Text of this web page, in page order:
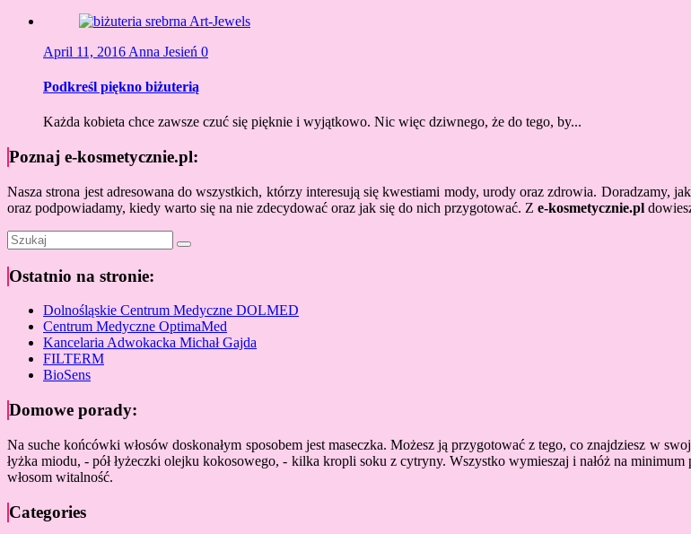
April 11, 2016 Anna Jesień 0
Podkreśl piękno biżuterią
Każda kobieta chce zawsze czuć się pięknie i wyjątkowo. Nic więc dziwnego, że do tego, by...
Poznaj e-kosmetycznie.pl:
Nasza strona jest adresowana do wszystkich, którzy interesują się kwestiami mody, urody oraz zdrowia. Doradzamy,
oraz podpowiadamy, kiedy warto się na nie zdecydować oraz jak się do nich przygotować. Z e-kosmetycznie.pl
Ostatnio na stronie:
Dolnośląskie Centrum Medyczne DOLMED
Centrum Medyczne OptimaMed
Kancelaria Adwokacka Michał Gajda
FILTERM
BioSens
Domowe porady:
Na suche końcówki włosów doskonałym sposobem jest maseczka. Możesz ją przygotować z tego, co znajdziesz w
łyżka miodu, - pół łyżeczki olejku kokosowego, - kilka kropli soku z cytryny. Wszystko wymieszaj i nałóż na
włosom witalność.
Categories